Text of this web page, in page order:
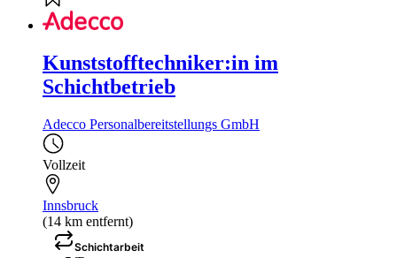
Kunststofftechniker:in im
Schichtbetrieb
Adecco Personalbereitstellungs GmbH
Vollzeit
Innsbruck
(14 km entfernt)
Schichtarbeit